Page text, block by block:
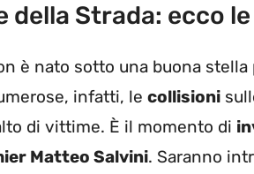
della Strada: ecco
è nato sotto una buona stella
infatti, le collisioni
di vittime. È il momento di
Matteo Salvini. Saranno